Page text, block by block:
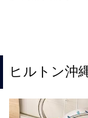
ヒルトン沖